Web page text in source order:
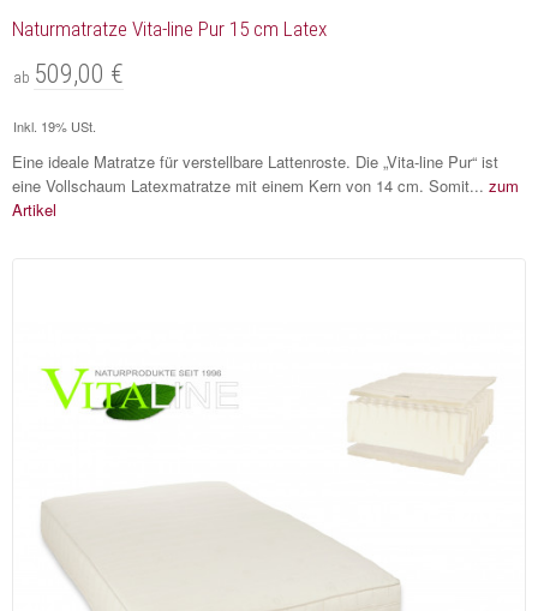
Naturmatratze Vita-line Pur 15 cm Latex
ab 509,00 €
Inkl. 19% USt.
Eine ideale Matratze für verstellbare Lattenroste. Die „Vita-line Pur“ ist
eine Vollschaum Latexmatratze mit einem Kern von 14 cm. Somit... zum
Artikel